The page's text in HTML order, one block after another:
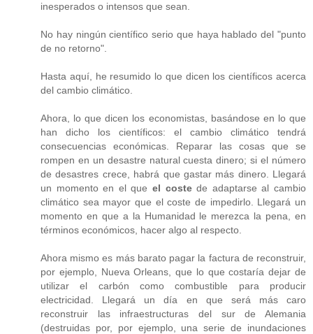
inesperados o intensos que sean.
No hay ningún científico serio que haya hablado del "punto
de no retorno".
Hasta aquí, he resumido lo que dicen los científicos acerca
del cambio climático.
Ahora, lo que dicen los economistas, basándose en lo que
han dicho los científicos: el cambio climático tendrá
consecuencias económicas. Reparar las cosas que se
rompen en un desastre natural cuesta dinero; si el número
de desastres crece, habrá que gastar más dinero. Llegará
un momento en el que el costede adaptarse al cambio
climático sea mayor que el coste de impedirlo. Llegará un
momento en que a la Humanidad le merezca la pena, en
términos económicos, hacer algo al respecto.
Ahora mismo es más barato pagar la factura de reconstruir,
por ejemplo, Nueva Orleans, que lo que costaría dejar de
utilizar el carbón como combustible para producir
electricidad. Llegará un día en que será más caro
reconstruir las infraestructuras del sur de Alemania
(destruidas por, por ejemplo, una serie de inundaciones